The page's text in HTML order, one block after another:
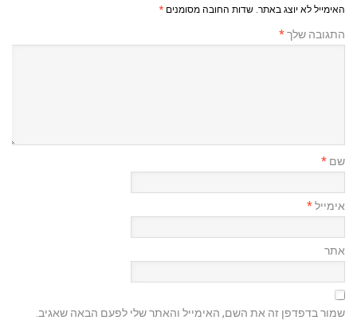
האימייל לא יוצג באתר. שדות החובה מסומנים *
התגובה שלך*
שם *
אימייל*
אתר
שמור בדפדפן זה את השם, האימייל והאתר שלי לפעם הבאה שאגיב.